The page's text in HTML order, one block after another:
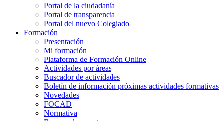
Portal de la ciudadanía
Portal de transparencia
Portal del nuevo Colegiado
Formación
Presentación
Mi formación
Plataforma de Formación Online
Actividades por áreas
Buscador de actividades
Boletín de información próximas actividades formativas
Novedades
FOCAD
Normativa